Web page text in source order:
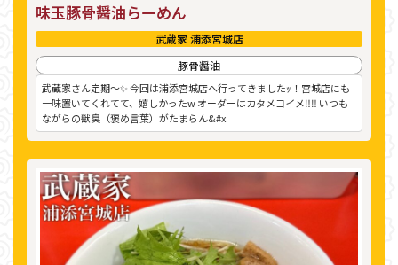
味玉豚骨醤油らーめん
武蔵家 浦添宮城店
豚骨醤油
武蔵家さん定期〜✨ 今回は浦添宮城店へ行ってきましたｯ！宮城店にも
一味置いてくれてて、嬉しかったw オーダーはカタメコイメ‼︎‼︎ いつも
ながらの獣臭（褒め言葉）がたまらん&#x